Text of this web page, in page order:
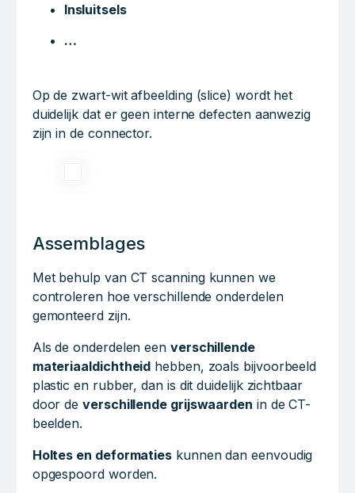
Insluitsels
…
Op de zwart-wit afbeelding (slice) wordt het
duidelijk dat er geen interne defecten aanwezig
zijn in de connector.
Assemblages
Met behulp van CT scanning kunnen we
controleren hoe verschillende onderdelen
gemonteerd zijn.
Als de onderdelen een verschillende
materiaaldichtheid hebben, zoals bijvoorbeeld
plastic en rubber, dan is dit duidelijk zichtbaar
door deverschillende grijswaarden in de CT-
beelden.
Holtes en deformaties kunnen dan eenvoudig
opgespoord worden.